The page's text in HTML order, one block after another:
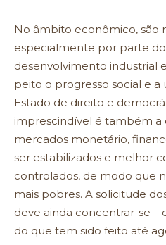
No âmbito econômico, são
especialmente por parte
desenvolvimento industrial
peito o progresso social e a
Estado de direito e
imprescindível é também a
mercados monetário,
ser estabilizados e melhor
controlados, de modo que
mais pobres. A solicitude
deve ainda concentrar-se –
do que tem sido feito até